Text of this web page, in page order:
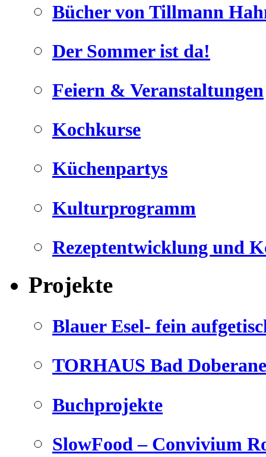
Bücher von Tillmann
Der Sommer ist da!
Feiern & Veranstaltungen
Kochkurse
Küchenpartys
Kulturprogramm
Rezeptentwicklung und
Projekte
Blauer Esel- fein
TORHAUS Bad
Buchprojekte
SlowFood – Convivium